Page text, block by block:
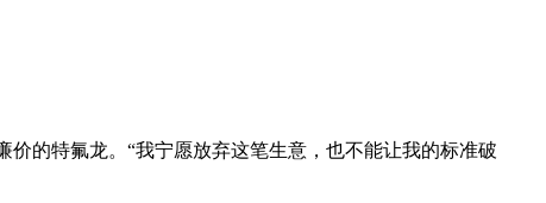
的特氟龙。“我宁愿放弃这笔生意，也不能让我的标准破